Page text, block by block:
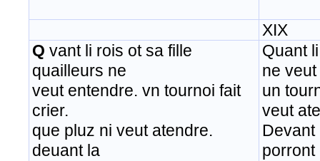
XIX
Q vant li rois ot sa fille
quailleurs ne
veut entendre. vn tournoi fait
crier.
que pluz ni veut atendre.
deuant la
Quant
ne
un
veut
Devant
porront